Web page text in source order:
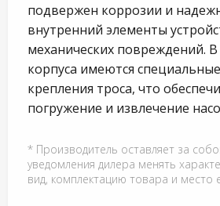
подвержен коррозии и
внутренний элементы
механических повреждений. В
корпуса имеются
крепления троса, что
погружение и извлечение
* Производитель оставляет за
уведомления дилера менять
вид, комплектацию товара и место